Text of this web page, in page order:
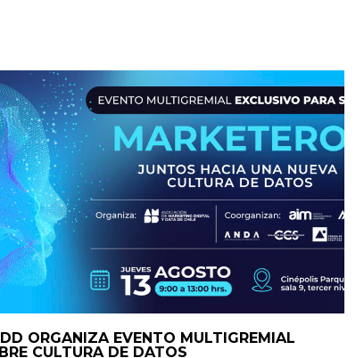
ORGANIZA EVENTO MULTIGREMIAL
CULTURA DE DATOS